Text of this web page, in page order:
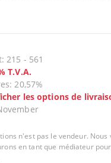
:215 - 561
T.V.A.
:20,57%
les options de
n'est pas le vendeur. Nous
en tant que médiateur